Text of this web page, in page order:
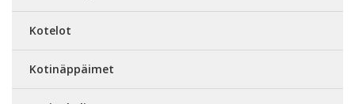
Kotelot
Kotinäppäimet